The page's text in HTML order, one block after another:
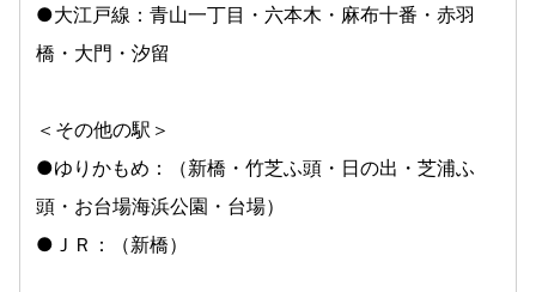
●大江戸線：青山一丁目・六本木・麻布十番・赤羽
橋・大門・汐留
＜その他の駅＞
●ゆりかもめ：（新橋・竹芝ふ頭・日の出・芝浦ふ
頭・お台場海浜公園・台場）
●ＪＲ：（新橋）